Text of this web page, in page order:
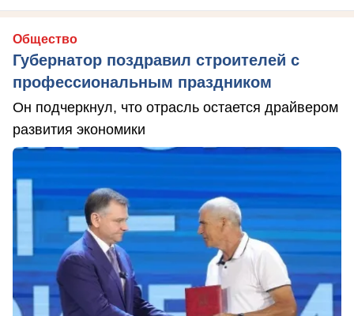
Общество
Губернатор поздравил строителей с
профессиональным праздником
Он подчеркнул, что отрасль остается драйвером
развития экономики